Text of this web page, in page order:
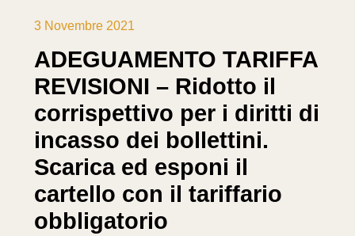
3 Novembre 2021
ADEGUAMENTO TARIFFA
REVISIONI – Ridotto il
corrispettivo per i diritti di
incasso dei bollettini.
Scarica ed esponi il
cartello con il tariffario
obbligatorio